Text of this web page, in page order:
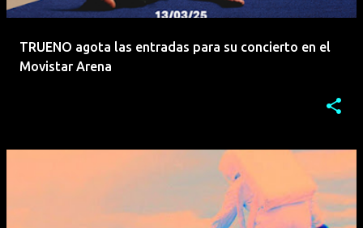
TRUENO agota las entradas para su concierto en el
Movistar Arena